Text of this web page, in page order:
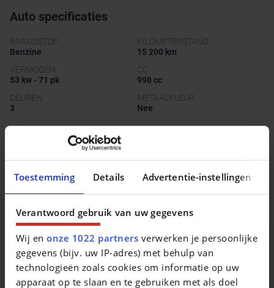
Toestemming Details Advertentie-instellingen
Verantwoord gebruik van uw gegevens
Wij enonze 1022 partners verwerken je persoonlijke
gegevens (bijv. uw IP-adres) met behulp van
technologieën zoals cookies om informatie op uw
apparaat op te slaan en te gebruiken met als doel
Auto specificaties
BRANDSTOF
Benzine
KILOMETERSTAND
15 200 km
VERMOGEN
53 kw - 71 pk
CC
998 cc
DEUREN
3
METAALKLEUR
Nee
Beschrijving van het voertuig occasie
Vergelijkbare voertuigen